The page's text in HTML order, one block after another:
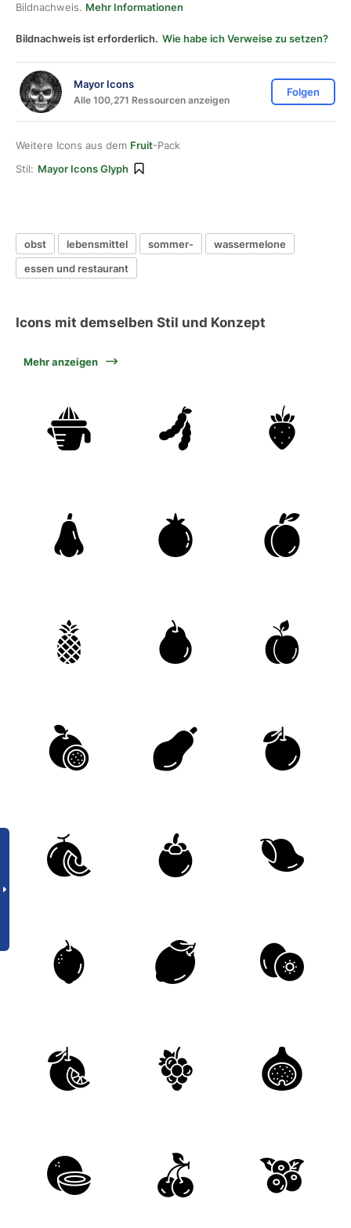
Bildnachweis. Mehr Informationen
Bildnachweis ist erforderlich. Wie habe ich Verweise zu setzen?
Mayor Icons
Alle 100,271 Ressourcen anzeigen
Folgen
Weitere Icons aus dem Fruit-Pack
Stil: Mayor Icons Glyph
obst lebensmittel sommer-
wassermelone
essen und restaurant
Icons mit demselben Stil und Konzept
Mehr anzeigen